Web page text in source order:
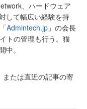
、ハードウェア
して幅広い経験を持
Admintech.jp 」の会長
トの管理も行う。猫
中。
たは直近の記事の寄